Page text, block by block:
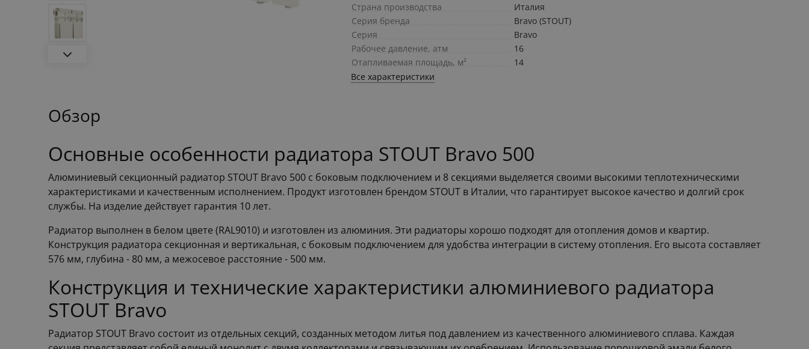
Страна производства
Италия
Серия бренда
Bravo (STOUT)
Серия
Bravo
Рабочее давление, атм
16
Отапливаемая площадь, м²
14
Все характеристики
Обзор
Основные особенности радиатора STOUT Bravo 500
Алюминиевый секционный радиатор STOUT Bravo 500 с боковым подключением и 8 секциями выделяется своими высокими теплотехническими
характеристиками и качественным исполнением. Продукт изготовлен брендом STOUT в Италии, что гарантирует высокое качество и долгий срок
службы. На изделие действует гарантия 10 лет.
Радиатор выполнен в белом цвете (RAL9010) и изготовлен из алюминия. Эти радиаторы хорошо подходят для отопления домов и квартир.
Конструкция радиатора секционная и вертикальная, с боковым подключением для удобства интеграции в систему отопления. Его высота составляет
576 мм, глубина - 80 мм, а межосевое расстояние - 500 мм.
Конструкция и технические характеристики алюминиевого радиатора
STOUT Bravo
Радиатор STOUT Bravo состоит из отдельных секций, созданных методом литья под давлением из качественного алюминиевого сплава. Каждая